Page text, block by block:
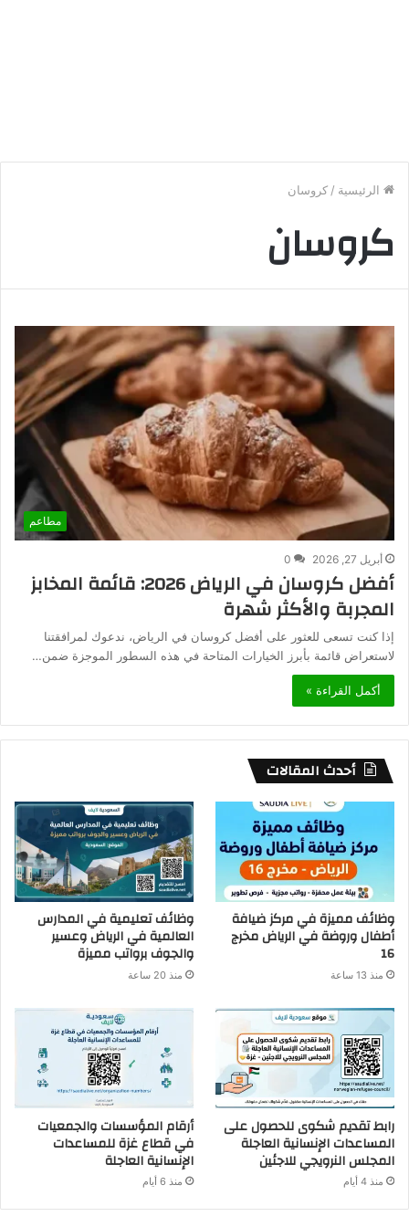
الرئيسية / كروسان
كروسان
مطاعم
أبريل 27, 2026 0
أفضل كروسان في الرياض 2026: قائمة المخابز
المجربة والأكثر شهرة
إذا كنت تسعى للعثور على أفضل كروسان في الرياض، ندعوك لمرافقتنا
لاستعراض قائمة بأبرز الخيارات المتاحة في هذه السطور الموجزة ضمن…
أكمل القراءة »
أحدث المقالات
وظائف مميزة في مركز ضيافة
أطفال وروضة في الرياض مخرج
16
منذ 13 ساعة
وظائف تعليمية في المدارس
العالمية في الرياض وعسير
والجوف برواتب مميزة
منذ 20 ساعة
رابط تقديم شكوى للحصول على
المساعدات الإنسانية العاجلة
المجلس النرويجي للاجئين
منذ 4 أيام
أرقام المؤسسات والجمعيات
في قطاع غزة للمساعدات
الإنسانية العاجلة
منذ 6 أيام